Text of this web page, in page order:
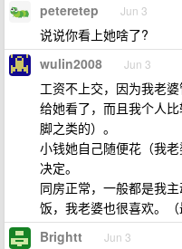
peteretep Jun 3
说说你看上她啥了?
wulin2008 Jun 3
工资不上交，因为我老
给她看了，而且我个人
脚之类的）。
小钱她自己随便花（我
决定。
同房正常，一般都是我
饭，我老婆也很喜欢。
Brightt Jun 3